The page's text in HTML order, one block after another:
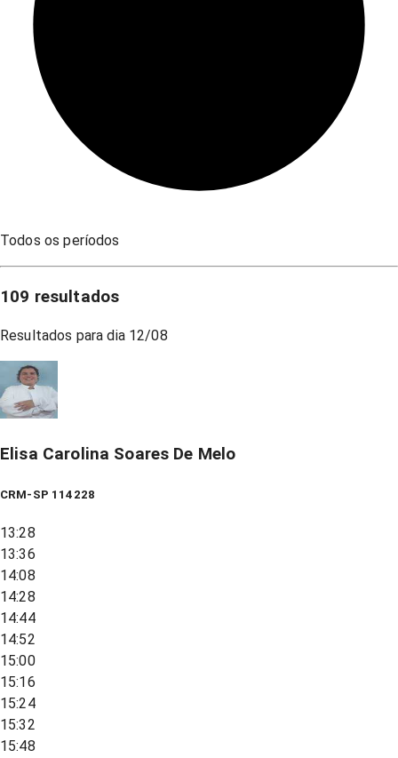
Todos os períodos
109 resultados
Resultados para dia 12/08
Elisa Carolina Soares De Melo
CRM-SP 114228
13:28
13:36
14:08
14:28
14:44
14:52
15:00
15:16
15:24
15:32
15:48